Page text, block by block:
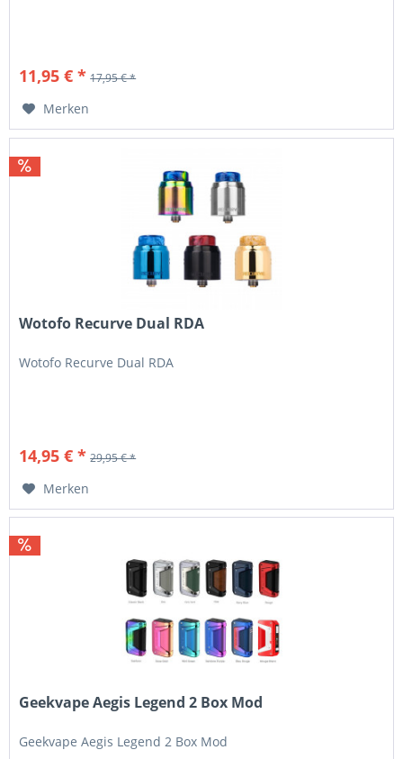
11,95 € * 17,95 € *
Merken
Wotofo Recurve Dual RDA
Wotofo Recurve Dual RDA
14,95 € * 29,95 € *
Merken
Geekvape Aegis Legend 2 Box Mod
Geekvape Aegis Legend 2 Box Mod